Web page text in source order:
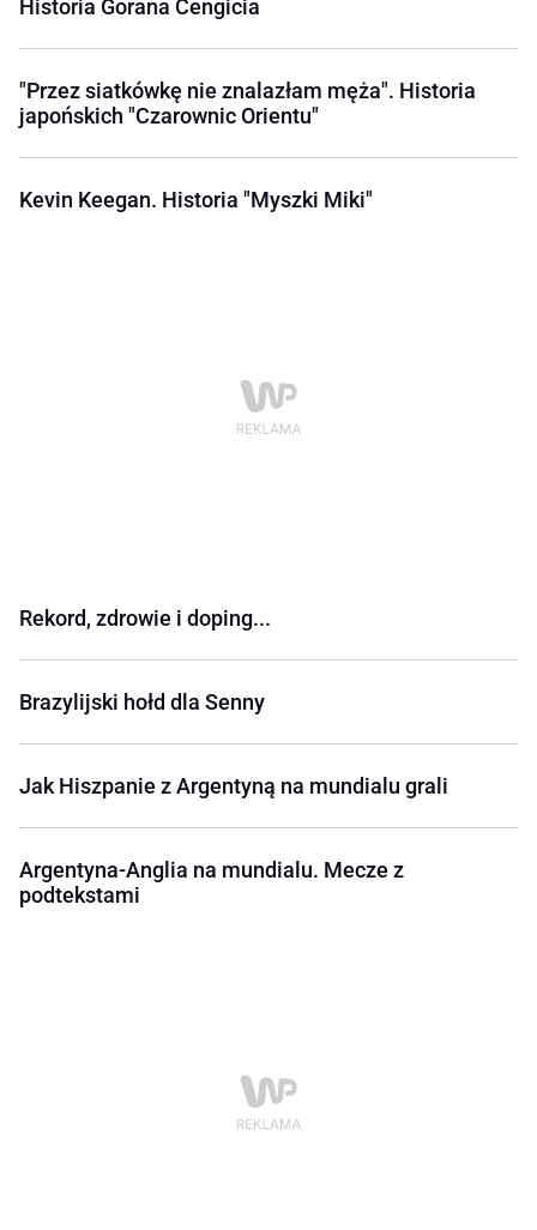
Historia Gorana Čengicia
"Przez siatkówkę nie znalazłam męża". Historia
japońskich "Czarownic Orientu"
Kevin Keegan. Historia "Myszki Miki"
Rekord, zdrowie i doping...
Brazylijski hołd dla Senny
Jak Hiszpanie z Argentyną na mundialu grali
Argentyna-Anglia na mundialu. Mecze z
podtekstami